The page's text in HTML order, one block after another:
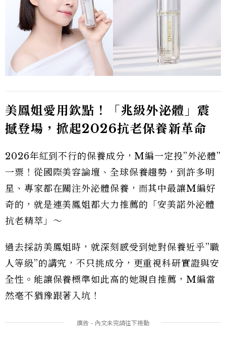
美鳳姐愛用欽點！「兆級外泌體」震
撼登場，掀起2026抗老保養新革命
2026年紅到不行的保養成分，M編一定投”外泌體”
一票！從國際美容論壇、全球保養趨勢，到許多明
星、專家都在關注外泌體保養，而其中最讓M編好
奇的，就是連美鳳姐都大力推薦的「安美諾外泌體
抗老精萃」～
過去採訪美鳳姐時，就深刻感受到她對保養近乎”職
人等級”的講究，不只挑成分，更重視科研實證與安
全性。能讓保養標準如此高的她親自推薦，M編當
然毫不猶豫跟著入坑！